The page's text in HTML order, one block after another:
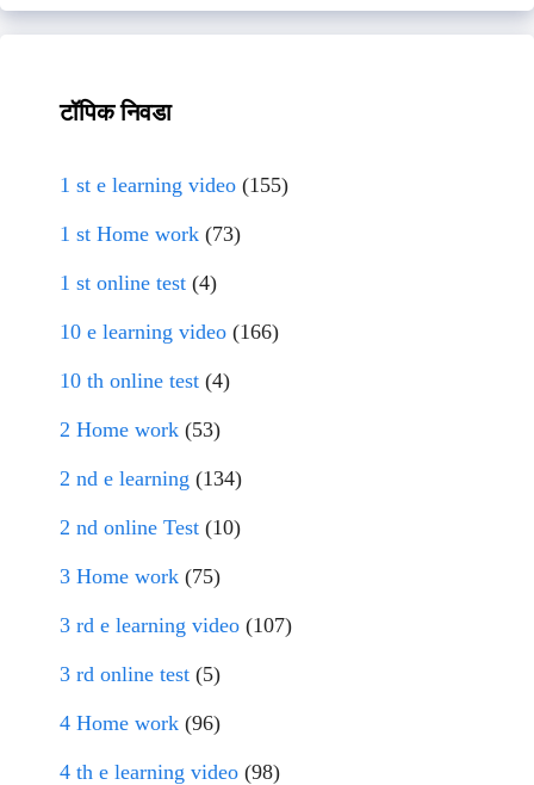
टॉपिक निवडा
1 st e learning video (155)
1 st Home work (73)
1 st online test (4)
10 e learning video (166)
10 th online test (4)
2 Home work (53)
2 nd e learning (134)
2 nd online Test (10)
3 Home work (75)
3 rd e learning video (107)
3 rd online test (5)
4 Home work (96)
4 th e learning video (98)